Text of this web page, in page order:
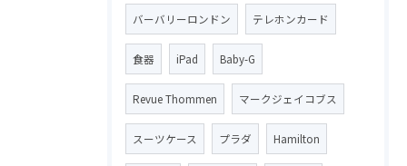
バーバリーロンドン テレホンカード
食器 iPad Baby-G
Revue Thommen マークジェイコブス
スーツケース プラダ Hamilton